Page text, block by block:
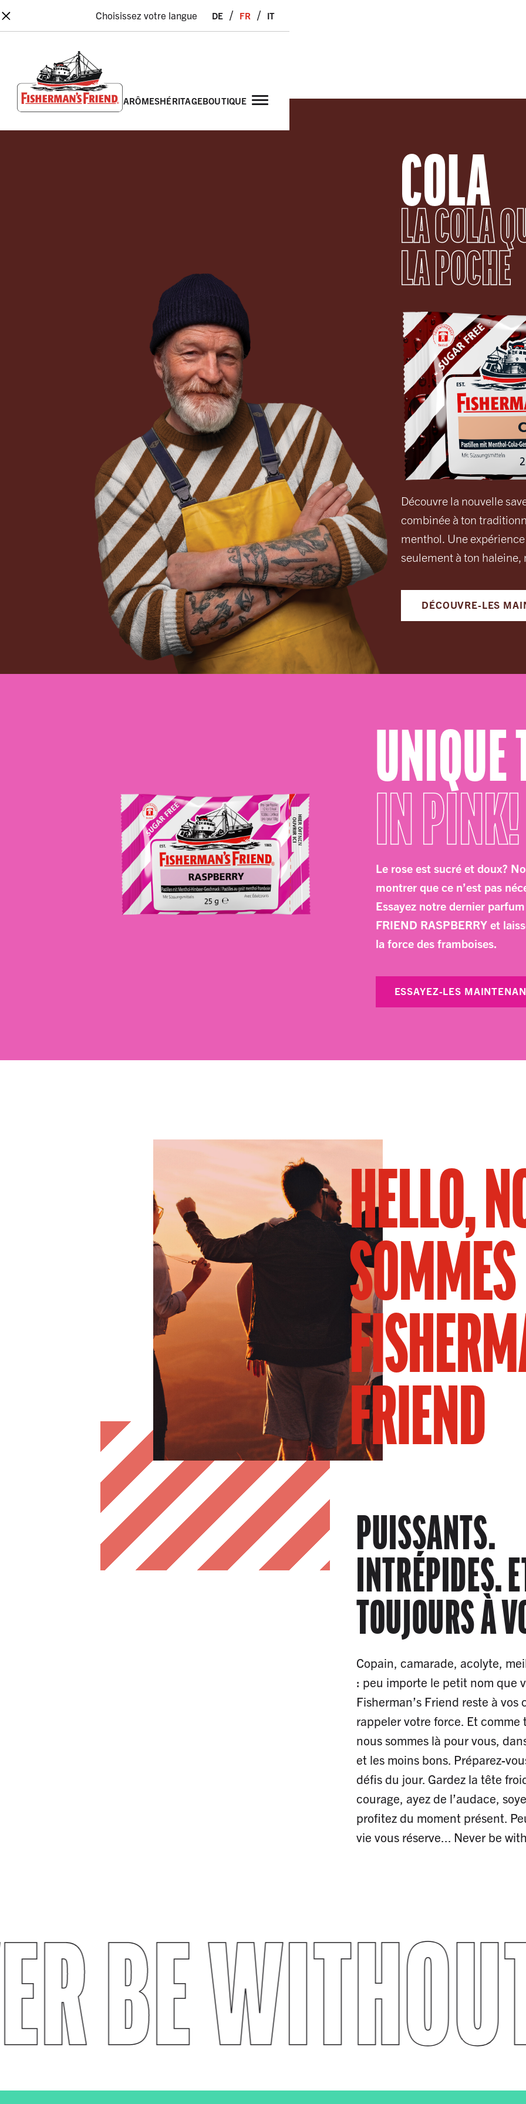
× Choisissez votre langue de fr it
arômeshéritageboutique
COLA
LA COLA
LA POCHE
Découvre la nouvelle
combinée à ton
menthol. Une
seulement à ton haleine,
DÉCOUVRE-LES
UNIQUE
IN PINK!
Le rose est sucré et doux?
montrer que ce n’est pas
Essayez notre dernier
FRIEND RASPBERRY et
la force des framboises.
ESSAYEZ-LES
HELLO,
SOMMES
FRIEND
PUISSANTS.
INTRÉPIDES.
TOUJOURS À
Copain, camarade, acolyte,
: peu importe le petit nom que
Fisherman’s Friend reste à vos
rappeler votre force. Et
nous sommes là pour vous,
et les moins bons. Préparez-
défis du jour. Gardez la tête
courage, ayez de l’audace,
profitez du moment présent.
vie vous réserve... Never be
BE